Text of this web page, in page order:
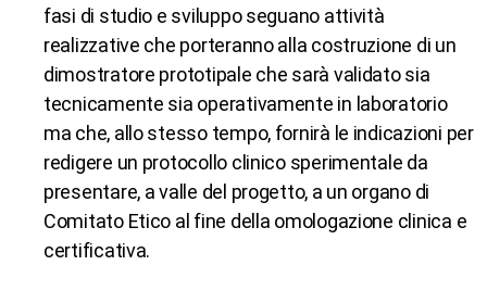
fasi di studio e sviluppo seguano attività
realizzative che porteranno alla costruzione di un
dimostratore prototipale che sarà validato sia
tecnicamente sia operativamente in laboratorio
ma che, allo stesso tempo, fornirà le indicazioni per
redigere un protocollo clinico sperimentale da
presentare, a valle del progetto, a un organo di
Comitato Etico al fine della omologazione clinica e
certificativa.